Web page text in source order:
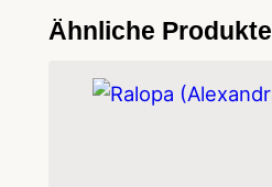
r
W
Ähnliche Produkte